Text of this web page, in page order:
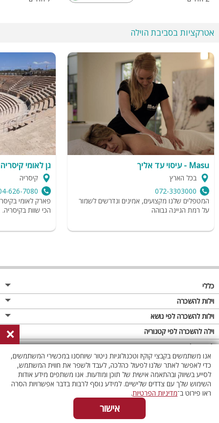
אטרקציות בסביבת הוילה
Masu - עיסוי עד אליך
בכל הארץ
072-3303000
המטפלים שלנו מקצועים, אמינים ונדרשים לשמור
על רמת הגיינה גבוהה
גן לאומי קיסריה
קיסריה
626-7080
פארק לאומי
הכי שוות בקיסריה.
כללי
מגזין
פרסום באתר
תקנון
מדיניות פרטיות
וילות להשכרה
וילות בצפון
וילות במרכז
וילות בדרום
וילות באילת
וילות בשרון
וילות באזור החרמון
וילות להשכרה לפי נושא
וילה לזוגות
וילות למשפחות
וילות לציבור הדתי
אירוח דרוזי
וילות למסיבות
וילה להשכרה לפי קטגוריה
וילות עם בריכה
וילה עם בריכה מחוממת
וילה עם בריכה מחוממת מקורה
וילות עם סאונה
לופטים להשכרה
לופט
לופטים בצפון
לופטים בדרום
×
אנו משתמשים בקבצי קוקיז וטכנולוגיות ניטור שיוחסנו במכשירי המשתמשים,
כדי לאפשר לאתר שלנו לפעול כהלכה, לעבד ולשפר את חווית המשתמש,
לסייע בשיווק ובהתאמה אישית של תוכן ומודעות. אנו משתפים מידע אודות
השימוש שלך עם צדדים שלישיים. למידע נוסף לרבות בדבר אפשרויות הסרה
ראו פירוט ב־מדיניות הפרטיות.
אישור